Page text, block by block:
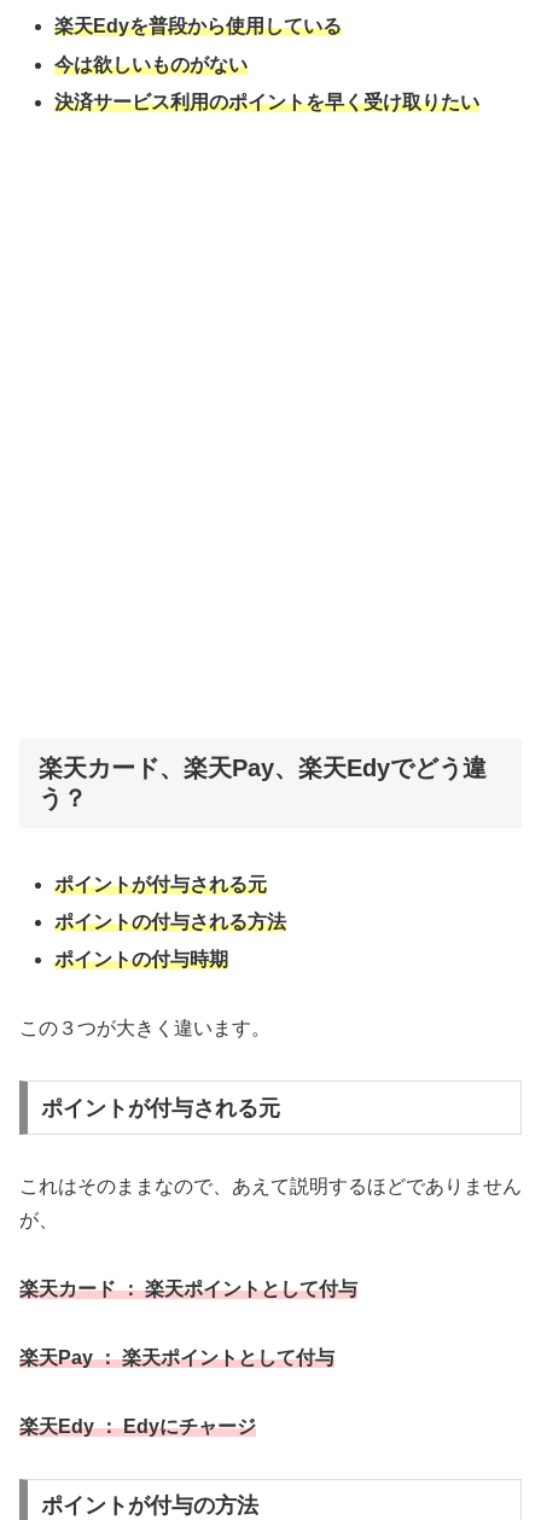
楽天Edyを普段から使用している
今は欲しいものがない
決済サービス利用のポイントを早く受け取りたい
楽天カード、楽天Pay、楽天Edyでどう違
う？
ポイントが付与される元
ポイントの付与される方法
ポイントの付与時期
この３つが大きく違います。
ポイントが付与される元
これはそのままなので、あえて説明するほどでありません
が、
楽天カード ： 楽天ポイントとして付与
楽天Pay ： 楽天ポイントとして付与
楽天Edy ： Edyにチャージ
ポイントが付与の方法